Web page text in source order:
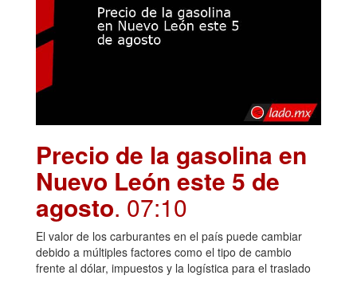
Precio de la gasolina en
Nuevo León este 5 de
agosto. 07:10
El valor de los carburantes en el país puede cambiar
debido a múltiples factores como el tipo de cambio
frente al dólar, impuestos y la logística para el traslado